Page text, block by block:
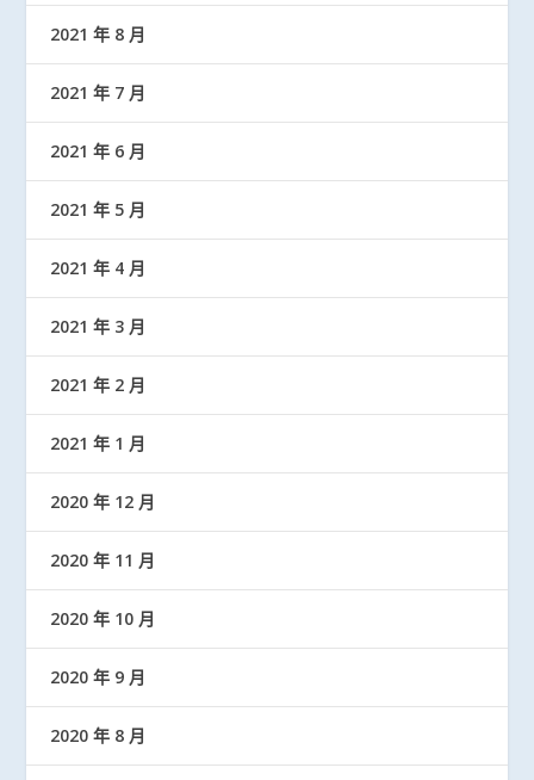
2021 年 8 月
2021 年 7 月
2021 年 6 月
2021 年 5 月
2021 年 4 月
2021 年 3 月
2021 年 2 月
2021 年 1 月
2020 年 12 月
2020 年 11 月
2020 年 10 月
2020 年 9 月
2020 年 8 月